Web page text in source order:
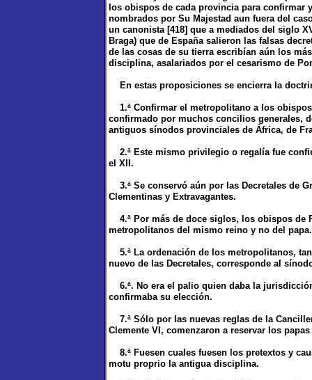
los obispos de cada provincia para
nombrados por Su Majestad aun fuera del
un canonista [418] que a mediados del siglo
Braga) que de España salieron las falsas
de las cosas de su tierra escribían aún los
disciplina, asalariados por el cesarismo de
En estas proposiciones se encierra la
1.ª Confirmar el metropolitano a los
confirmado por muchos concilios generales,
antiguos sínodos provinciales de África, de
2.ª Este mismo privilegio o regalía fue
el XII.
3.ª Se conservó aún por las Decretales de
Clementinas y Extravagantes.
4.ª Por más de doce siglos, los obispos de
metropolitanos del mismo reino y no del papa.
5.ª La ordenación de los metropolitanos,
nuevo de las Decretales, corresponde al
6.ª. No era el palio quien daba la
confirmaba su elección.
7.ª Sólo por las nuevas reglas de la
Clemente VI, comenzaron a reservar los
8.ª Fuesen cuales fuesen los pretextos y
motu proprio la antigua disciplina.